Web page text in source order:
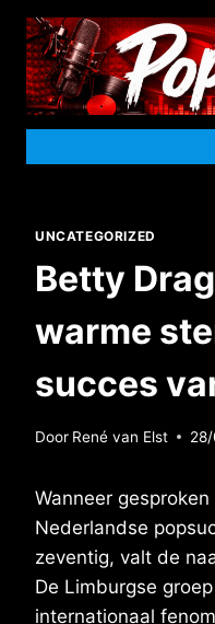
Doorgaan
naar
inhoud
UNCATEGORIZED
Betty
warme
succes
Door René van Elst
Wanneer
Nederlandse
zeventig, valt de
De Limburgse
internationaal